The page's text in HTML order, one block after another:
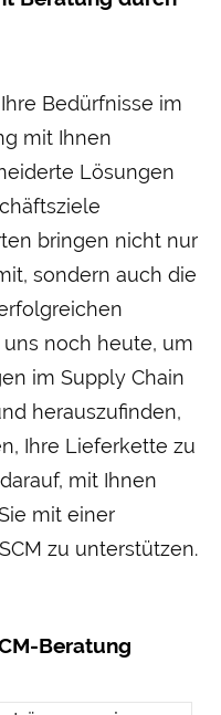
Bedürfnisse im
mit Ihnen
Lösungen
bringen nicht nur
sondern auch die
uns noch heute, um
im Supply Chain
herauszufinden,
Ihre Lieferkette zu
mit Ihnen
mit einer
zu unterstützen.
Beratung